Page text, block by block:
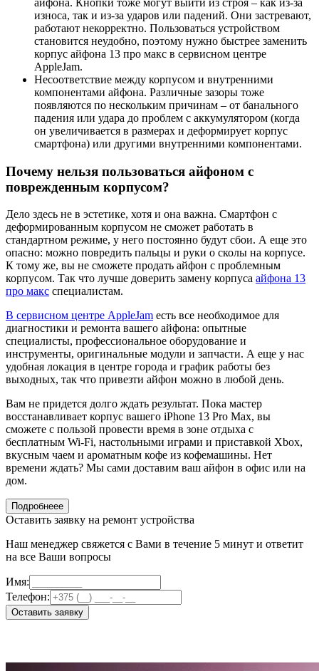
износа, так и из-за ударов или падений. Они застревают,
работают некорректно. Пользоваться устройством
становится неудобно, поэтому нужно быстрее заменить
корпус айфона 13 про макс в сервисном центре
AppleJam.
Несоответствие между корпусом и внутренними
компонентами айфона. Различные зазоры тоже
появляются по нескольким причинам – от банального
падения или удара до проблем с аккумулятором (когда
он увеличивается в размерах и деформирует корпус
смартфона) или другими внутренними компонентами.
Почему нельзя пользоваться айфоном с
поврежденным корпусом?
Дело здесь не в эстетике, хотя и она важна. Смартфон с
деформированным корпусом не сможет работать в
стандартном режиме, у него постоянно будут сбои. А еще это
опасно: можно повредить пальцы и руки о сколы на корпусе.
К тому же, вы не сможете продать айфон с проблемным
корпусом. Так что лучше доверить замену корпуса айфона 13
про макс специалистам.
В сервисном центре AppleJam есть все необходимое для
диагностики и ремонта вашего айфона: опытные
специалисты, профессиональное оборудование и
инструменты, оригинальные модули и запчасти. А еще у нас
удобная локация в центре города и график работы без
выходных, так что привезти айфон можно в любой день.
Вам не придется долго ждать результат. Пока мастер
восстанавливает корпус вашего iPhone 13 Pro Max, вы
сможете с пользой провести время в зоне отдыха с
бесплатным Wi-Fi, настольными играми и приставкой Xbox,
вкусным чаем и ароматным кофе из кофемашины. Нет
времени ждать? Мы сами доставим ваш айфон в офис или на
дом.
Подробнеее
Оставить заявку на ремонт устройства
Наш менеджер свяжется с Вами в течение 5 минут и ответит
на все Ваши вопросы
Имя:
Телефон:
Оставить заявку